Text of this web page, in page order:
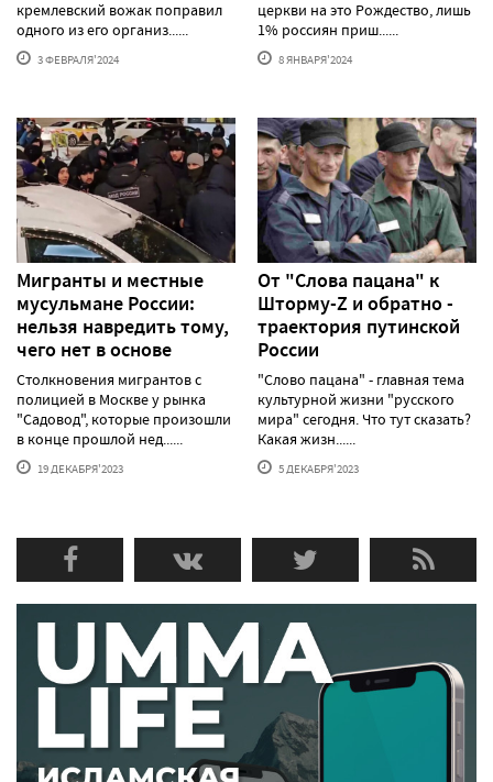
кремлевский вожак поправил
одного из его организ......
3 ФЕВРАЛЯ'2024
церкви на это Рождество, лишь
1% россиян приш......
8 ЯНВАРЯ'2024
Мигранты и местные
мусульмане России:
нельзя навредить тому,
чего нет в основе
Столкновения мигрантов с
полицией в Москве у рынка
"Садовод", которые произошли
в конце прошлой нед......
19 ДЕКАБРЯ'2023
От "Слова пацана" к
Шторму-Z и обратно -
траектория путинской
России
"Слово пацана" - главная тема
культурной жизни "русского
мира" сегодня. Что тут сказать?
Какая жизн......
5 ДЕКАБРЯ'2023